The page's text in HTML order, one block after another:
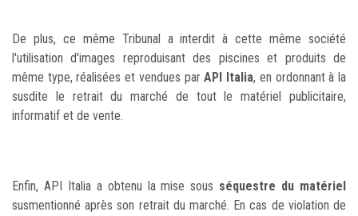
De plus, ce même Tribunal a interdit à cette même société
l'utilisation d'images reproduisant des piscines et produits de
même type, réalisées et vendues parAPI Italia, en ordonnant à la
susdite le retrait du marché de tout le matériel publicitaire,
informatif et de vente.
Enfin, API Italia a obtenu la mise sous séquestre du matériel
susmentionné après son retrait du marché. En cas de violation de